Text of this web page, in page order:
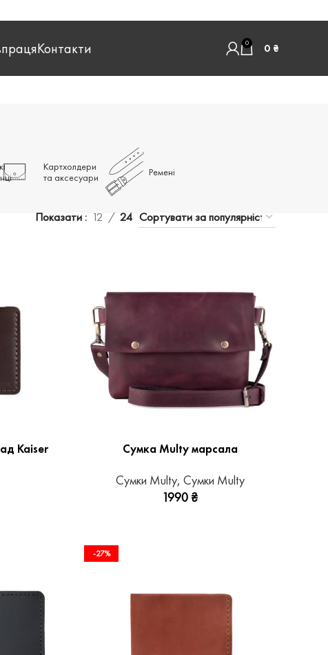
Контакти 0 0 ₴
Картхолдери
та аксесуари
Ремені
Показати 12 24
Kaiser Сумка Multy марсала
Сумки Multy, Сумки Multy
1990 ₴
-27%